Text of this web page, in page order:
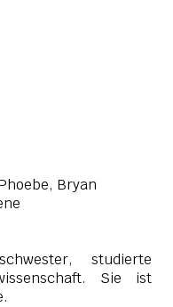
Bryan
studierte
Sie ist